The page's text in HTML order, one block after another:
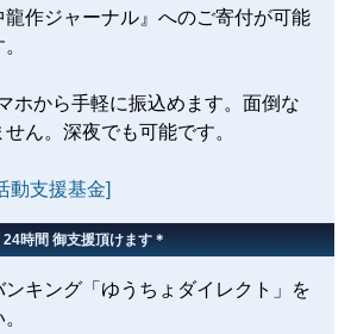
龍作ジャーナル』へのご寄付が可能
ホから手軽に振込めます。面倒な
ん。深夜でも可能です。
動支援基金]
時間 御支援頂けます＊
キング「ゆうちょダイレクト」を